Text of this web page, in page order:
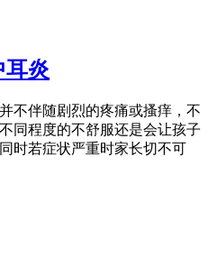
耳炎
不伴随剧烈的疼痛或搔痒，不
同程度的不舒服还是会让孩子
时若症状严重时家长切不可